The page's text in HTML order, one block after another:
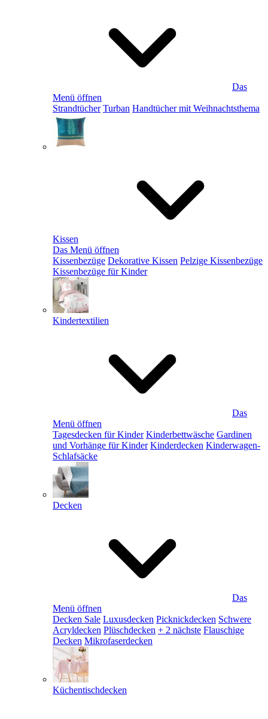
Das
Menü öffnen
Strandtücher Turban Handtücher mit Weihnachtsthema
Kissen
Das Menü öffnen
Kissenbezüge Dekorative Kissen Pelzige Kissenbezüge
Kissenbezüge für Kinder
Kindertextilien
Das
Menü öffnen
Tagesdecken für Kinder Kinderbettwäsche Gardinen
und Vorhänge für Kinder Kinderdecken Kinderwagen-
Schlafsäcke
Decken
Das
Menü öffnen
Decken Sale Luxusdecken Picknickdecken Schwere
Acryldecken Plüschdecken + 2 nächste Flauschige
Decken Mikrofaserdecken
Küchentischdecken